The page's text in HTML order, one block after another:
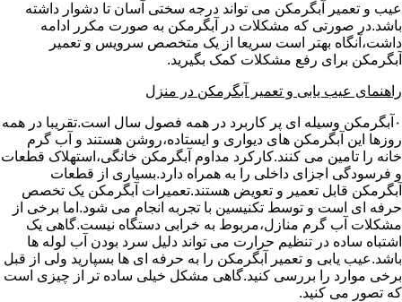
عیب و تعمیر آبگرمکن می تواند درجه سختی آسان تا دشوار داشته
باشد.در صورتی که مشکلات در آبگرمکن به صورت مکرر ادامه
داشت،آنگاه بهتر است سریعا از یک متخصص سرویس و تعمیر
آبگرمکن برای رفع مشکلات کمک بگیرید.
راهنمای عیب یابی و تعمیر آبگرمکن در منزل
۰آبگرمکن وسیله ای پر کاربرد در همه فصول سال است.تقریبا در همه
روزها این آبگرمکن های دیواری و ایستاده،روشن هستند و آب گرم
خانه را تامین می کنند.کارکرد مداوم آبگرمکن خانگی،استهلاک قطعات
و فرسودگی اجزای داخلی را به همراه دارد.بسیاری از قطعات
آبگرمکن قابل تعمیر و تعویض هستند.تعمیرات آبگرمکن یک تخصص
حرفه ای است و توسط تکنیسین با تجربه انجام می شود.اما برخی از
مشکلات آب گرم منازل،مربوط به خرابی دستگاه نیست.گاهی یک
اشتباه ساده در تنظیم حرارت می تواند دلیل سرد بودن آب لوله ها
باشد.عیب یابی و تعمیر آبگرمکن را به حرفه ای ها بسپارید ولی از قبل
برخی موارد را بررسی کنید.گاهی مشکل خیلی ساده تر از چیزی است
که تصور می کنید.